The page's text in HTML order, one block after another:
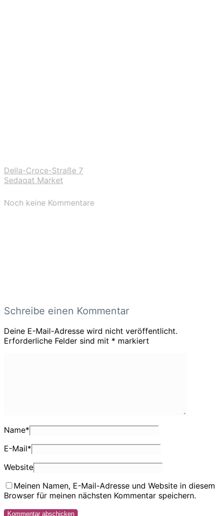
Della-Croce-Straße 7
Sedaqat Market
Noch keine Kommentare
Schreibe einen Kommentar
Deine E-Mail-Adresse wird nicht veröffentlicht.
Erforderliche Felder sind mit * markiert
Name*
E-Mail*
Website
Meinen Namen, E-Mail-Adresse und Website in diesem
Browser für meinen nächsten Kommentar speichern.